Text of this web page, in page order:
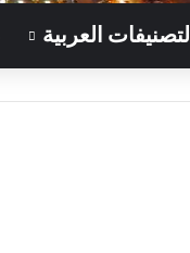
التصنيفات العربية